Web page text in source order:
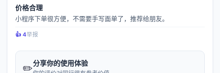
价格合理
小程序下单很方便，不需要手写面单了，推荐给朋友。
👍️ 4举报
✏️分享你的使用体验